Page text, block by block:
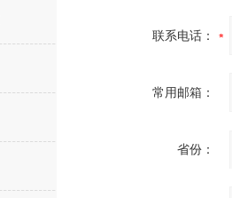
联系电话：
常用邮箱：
省份：